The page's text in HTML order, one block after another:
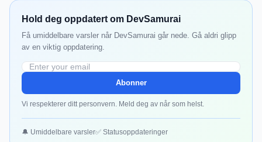
Hold deg oppdatert om DevSamurai
Få umiddelbare varsler når DevSamurai går nede. Gå aldri glipp
av en viktig oppdatering.
Abonner
Vi respekterer ditt personvern. Meld deg av når som helst.
🔔 Umiddelbare varsler✅ Statusoppdateringer